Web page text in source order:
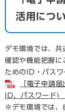
活用につ
デモ環境では、
確認や機能把握に
ためのID・パスワ
「電子申請
ID、パスワード)
※デモ環境では、